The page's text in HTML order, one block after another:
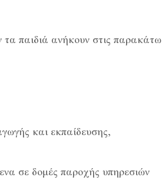
τα παιδιά ανήκουν στις παρακάτω
και εκπαίδευσης,
σε δομές παροχής υπηρεσιών